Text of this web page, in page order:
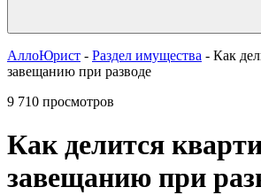
АллоЮрист - Раздел имущества - Как
завещанию при разводе
9 710 просмотров
Как делится
завещанию при